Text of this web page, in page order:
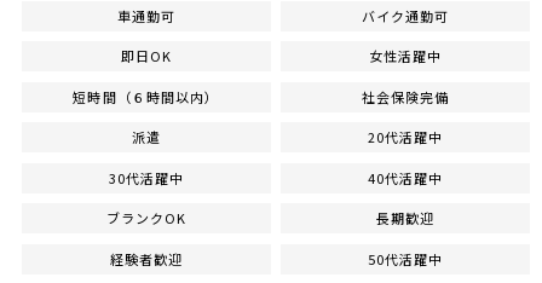
車通勤可 バイク通勤可
即日OK 女性活躍中
短時間（６時間以内） 社会保険完備
派遣 20代活躍中
30代活躍中 40代活躍中
ブランクOK 長期歓迎
経験者歓迎 50代活躍中